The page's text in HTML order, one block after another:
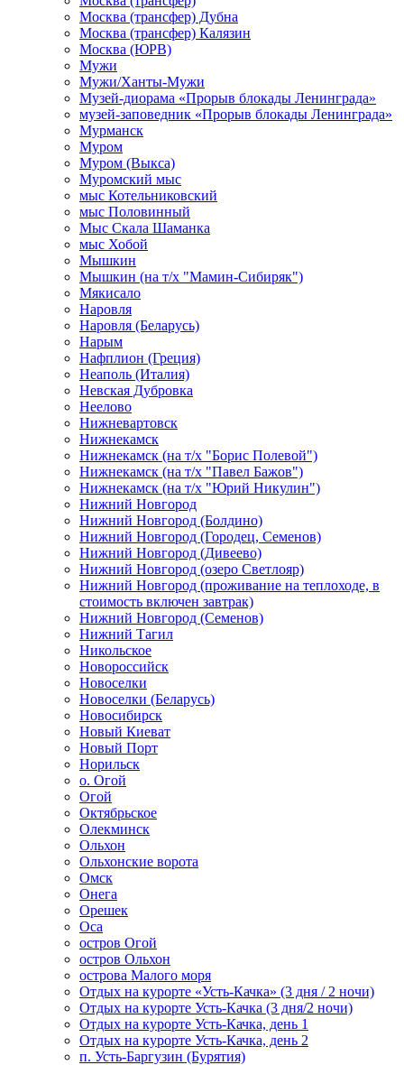
Москва (трансфер) Дубна
Москва (трансфер) Калязин
Москва (ЮРВ)
Мужи
Мужи/Ханты-Мужи
Музей-диорама «Прорыв блокады Ленинграда»
музей-заповедник «Прорыв блокады Ленинграда»
Мурманск
Муром
Муром (Выкса)
Муромский мыс
мыс Котельниковский
мыс Половинный
Мыс Скала Шаманка
мыс Хобой
Мышкин
Мышкин (на т/х "Мамин-Сибиряк")
Мякисало
Наровля
Наровля (Беларусь)
Нарым
Нафплион (Греция)
Неаполь (Италия)
Невская Дубровка
Неелово
Нижневартовск
Нижнекамск
Нижнекамск (на т/х "Борис Полевой")
Нижнекамск (на т/х "Павел Бажов")
Нижнекамск (на т/х "Юрий Никулин")
Нижний Новгород
Нижний Новгород (Болдино)
Нижний Новгород (Городец, Семенов)
Нижний Новгород (Дивеево)
Нижний Новгород (озеро Светлояр)
Нижний Новгород (проживание на теплоходе, в
стоимость включен завтрак)
Нижний Новгород (Семенов)
Нижний Тагил
Никольское
Новороссийск
Новоселки
Новоселки (Беларусь)
Новосибирск
Новый Киеват
Новый Порт
Норильск
о. Огой
Огой
Октябрьское
Олекминск
Ольхон
Ольхонские ворота
Омск
Онега
Орешек
Оса
остров Огой
остров Ольхон
острова Малого моря
Отдых на курорте «Усть-Качка» (3 дня / 2 ночи)
Отдых на курорте Усть-Качка (3 дня/2 ночи)
Отдых на курорте Усть-Качка, день 1
Отдых на курорте Усть-Качка, день 2
п. Усть-Баргузин (Бурятия)